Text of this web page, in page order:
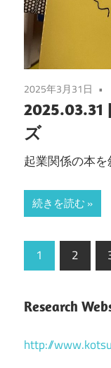
2025年3月31日
ズ
起業関係の本
続きを読む
投
稿
ビ
1 2
Research
http://